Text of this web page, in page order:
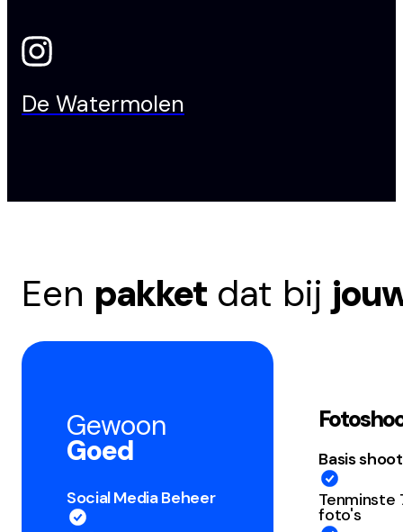
De Watermolen
Een pakket dat bij
Gewoon
Goed
Social Media Beheer
Basis shoot
Tenminste
foto's